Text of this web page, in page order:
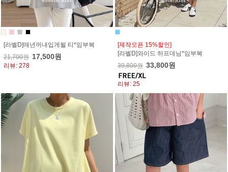
[라벨D]매년꺼내입게될 티*임부복
21,700원 17,500원
리뷰: 278
[제작오픈 15%할인]
[라벨D]와이드 하프데님*임부복
39,800원 33,800원
리뷰: 25